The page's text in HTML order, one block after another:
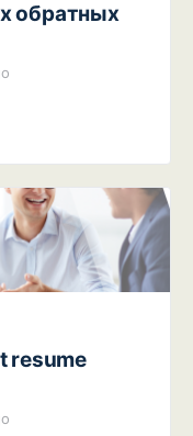
обратных
resume